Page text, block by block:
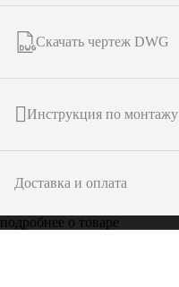
Скачать чертеж DWG
Инструкция по монтажу
Доставка и оплата
подробнее о товаре